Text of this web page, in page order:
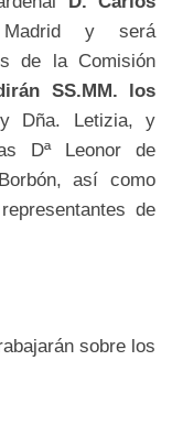
y será
de la Comisión
SS.MM. los
Dña. Letizia, y
Dª Leonor de
así como
de
sobre los